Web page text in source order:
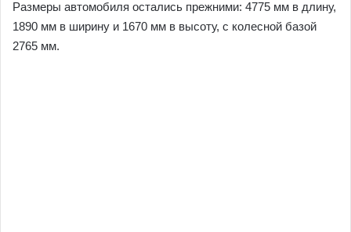
Размеры автомобиля остались прежними: 4775 мм в длину,
1890 мм в ширину и 1670 мм в высоту, с колесной базой
2765 мм.